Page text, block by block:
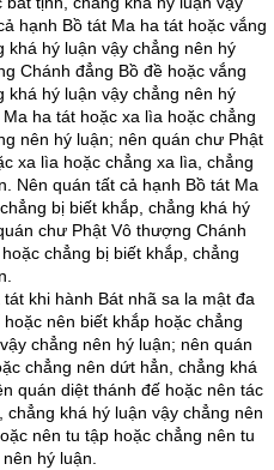
hạnh Bồ tát Ma ha tát hoặc vắng
khá hý luận vậy chẳng nên hý
Chánh đẳng Bồ đề hoặc vắng
khá hý luận vậy chẳng nên hý
ha tát hoặc xa lìa hoặc chẳng
nên hý luận; nên quán chư Phật
xa lìa hoặc chẳng xa lìa, chẳng
Nên quán tất cả hạnh Bồ tát Ma
bị biết khắp, chẳng khá hý
chư Phật Vô thượng Chánh
chẳng bị biết khắp, chẳng
khi hành Bát nhã sa la mật đa
nên biết khắp hoặc chẳng
chẳng nên hý luận; nên quán
chẳng nên dứt hẳn, chẳng khá
quán diệt thánh đế hoặc nên tác
khá hý luận vậy chẳng nên
nên tu tập hoặc chẳng nên tu
hý luận.